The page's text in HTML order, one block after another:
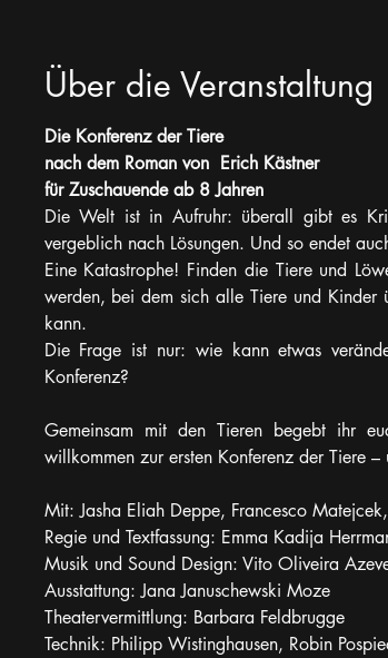
Über die Veranstaltung
Die Konferenz der Tiere
nach dem Roman von  Erich Kästner
für Zuschauende ab 8 Jahren
Die Welt ist in Aufruhr: überall gibt es
vergeblich nach Lösungen. Und so endet
Eine Katastrophe! Finden die Tiere und
werden, bei dem sich alle Tiere und Kinder
kann.
Die Frage ist nur: wie kann etwas
Konferenz?
Gemeinsam mit den Tieren begebt ihr
willkommen zur ersten Konferenz der Tiere
Mit: Jasha Eliah Deppe, Francesco
Regie und Textfassung: Emma Kadija
Musik und Sound Design: Vito Oliveira
Ausstattung: Jana Januschewski Moze
Theatervermittlung: Barbara Feldbrugge
Technik: Philipp Wistinghausen, Robin